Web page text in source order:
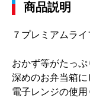
商品説明
７プレミアムライ
おかず等がたっぷ
深めのお弁当箱に
電子レンジの使用